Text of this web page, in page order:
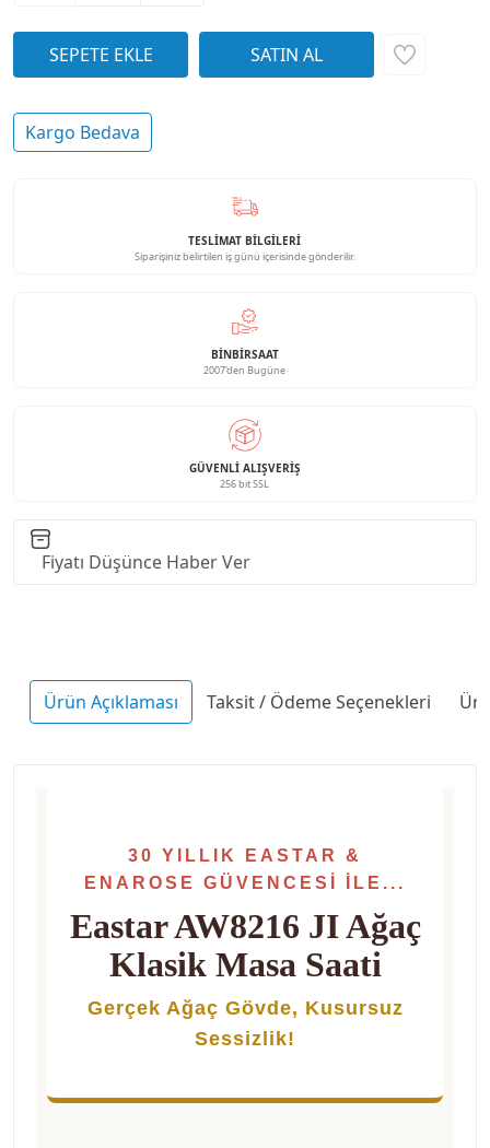
Kargo Bedava
TESLİMAT BİLGİLERİ
Siparişiniz belirtilen iş günü içerisinde gönderilir.
BINBIRSAAT
2007'den Bugüne
GÜVENLI ALIŞVERIŞ
256 bit SSL
Fiyatı Düşünce Haber Ver
Ürün Açıklaması Taksit / Ödeme Seçenekleri
30 YILLIK EASTAR &
ENAROSE GÜVENCESI İLE...
Eastar AW8216 JI Ağaç
Klasik Masa Saati
Gerçek Ağaç Gövde, Kusursuz
Sessizlik!